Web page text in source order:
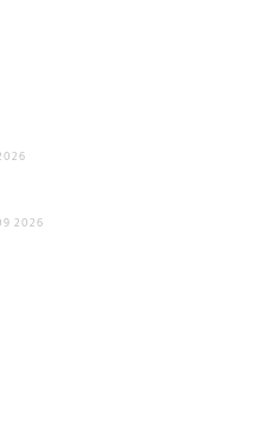
2026